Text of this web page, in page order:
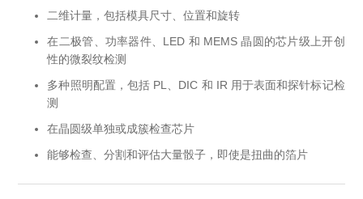
二维计量，包括模具尺寸、位置和旋转
在二极管、功率器件、LED 和 MEMS 晶圆的芯片级上开创
性的微裂纹检测
多种照明配置，包括 PL、DIC 和 IR 用于表面和探针标记检
测
在晶圆级单独或成簇检查芯片
能够检查、分割和评估大量骰子，即使是扭曲的箔片